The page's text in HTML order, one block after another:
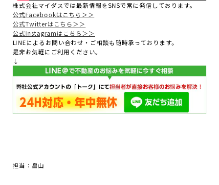
株式会社マイダスでは最新情報をSNSで常に発信しております。
公式Facebookはこちら＞＞
公式Twitterはこちら＞＞
公式Instagramはこちら＞＞
LINEによるお問い合わせ・ご相談も随時承っております。
是非お気軽にご利用ください。
↓
担当：畠山